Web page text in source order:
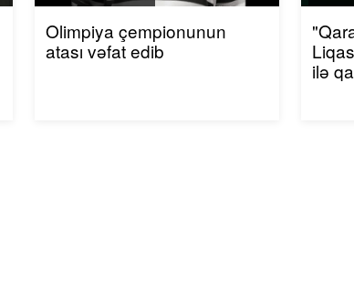
Olimpiya çempionunun
atası vəfat edib
ilə